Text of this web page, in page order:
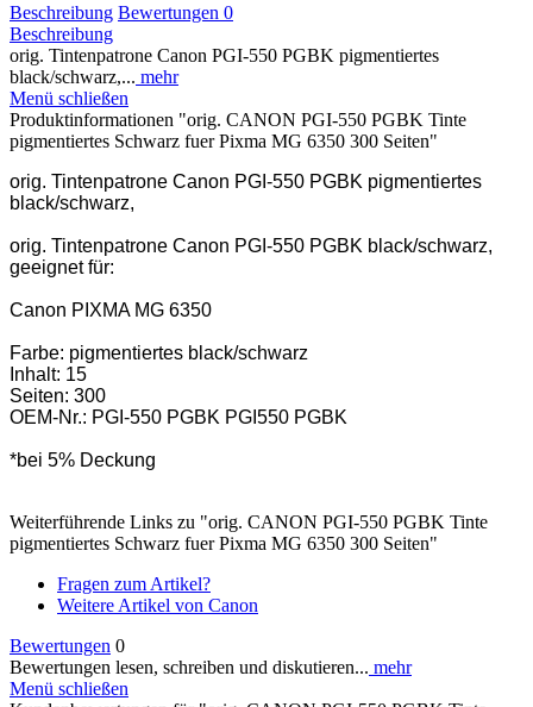
Beschreibung Bewertungen 0
Beschreibung
orig. Tintenpatrone Canon PGI-550 PGBK pigmentiertes
black/schwarz,... mehr
Menü schließen
Produktinformationen "orig. CANON PGI-550 PGBK Tinte
pigmentiertes Schwarz fuer Pixma MG 6350 300 Seiten"
orig. Tintenpatrone Canon PGI-550 PGBK pigmentiertes
black/schwarz,
orig. Tintenpatrone Canon PGI-550 PGBK black/schwarz,
geeignet für:
Canon PIXMA MG 6350
Farbe: pigmentiertes black/schwarz
Inhalt: 15
Seiten: 300
OEM-Nr.: PGI-550 PGBK PGI550 PGBK
*bei 5% Deckung
Weiterführende Links zu "orig. CANON PGI-550 PGBK Tinte
pigmentiertes Schwarz fuer Pixma MG 6350 300 Seiten"
Fragen zum Artikel?
Weitere Artikel von Canon
Bewertungen 0
Bewertungen lesen, schreiben und diskutieren... mehr
Menü schließen